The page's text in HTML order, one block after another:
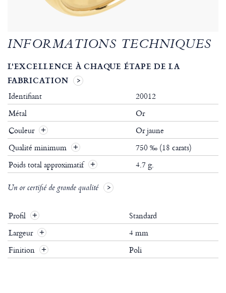
INFORMATIONS TECHNIQUES
L'EXCELLENCE À CHAQUE ÉTAPE DE LA
FABRICATION
Identifiant
20012
Métal
Or
Couleur
Or jaune
Qualité minimum
750 ‰ (18 carats)
Poids total approximatif
4.7 g.
Un or certifié de grande qualité
Profil +
Standard
Largeur +
4 mm
Finition
+ Poli